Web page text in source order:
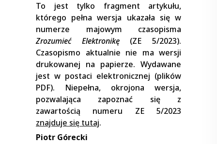
To jest tylko fragment artykułu,
którego pełna wersja ukazała się w
numerze majowym czasopisma
Zrozumieć Elektronikę(ZE 5/2023).
Czasopismo aktualnie nie ma wersji
drukowanej na papierze. Wydawane
jest w postaci elektronicznej (plików
PDF). Niepełna, okrojona wersja,
pozwalająca zapoznać się z
zawartością numeru ZE 5/2023
znajduje się tutaj.
Piotr Górecki